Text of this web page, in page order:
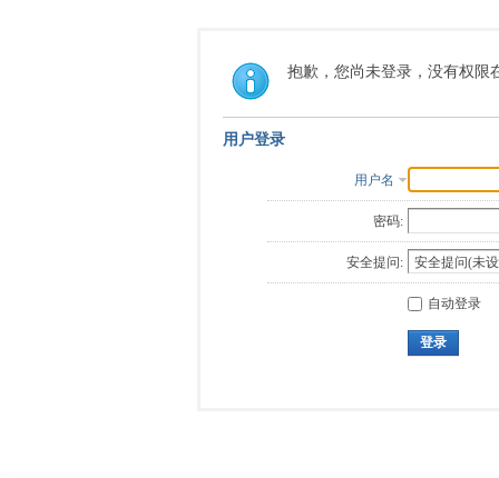
抱歉，您尚未登录，没有权限
用户登录
用户名
密码:
安全提问:
自动登录
登录